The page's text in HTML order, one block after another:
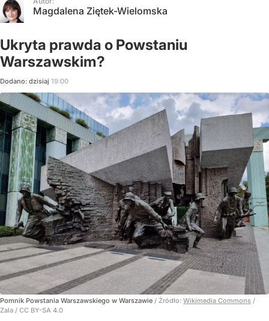
Magdalena Ziętek-Wielomska
Ukryta prawda o Powstaniu
Warszawskim?
Dodano: dzisiaj 19:00
Pomnik Powstania Warszawskiego w Warszawie / Źródło: Wikimedia Commons /
Zala / CC BY-SA 4.0